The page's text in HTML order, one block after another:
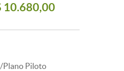
10.680,00
Plano Piloto